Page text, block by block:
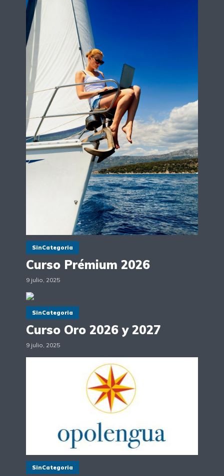
SinCategoria
Curso Prémium 2026
9 julio, 2025
SinCategoria
Curso Oro 2026 y 2027
9 julio, 2025
SinCategoria